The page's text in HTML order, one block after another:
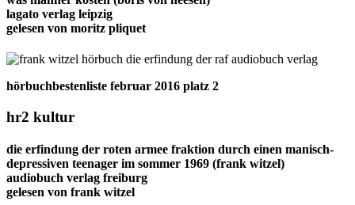
lagato verlag leipzig
gelesen von moritz pliquet
hörbuchbestenliste februar 2016 platz 2
hr2 kultur
die erfindung der roten armee fraktion durch einen manisch-
depressiven teenager im sommer 1969 (frank witzel)
audiobuch verlag freiburg
gelesen von frank witzel